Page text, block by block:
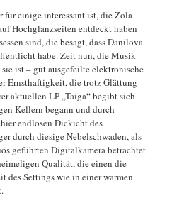
für einige interessant ist, die Zola
Hochglanzseiten entdeckt haben
sind, die besagt, dass Danilova
habe. Zeit nun, die Musik
ist – gut ausgefeilte elektronische
Ernsthaftigkeit, die trotz Glättung
aktuellen LP „Taiga“ begibt sich
Kellern begann und durch
endlosen Dickicht des
durch diesige Nebelschwaden, als
geführten Digitalkamera betrachtet
Qualität, die einen die
des Settings wie in einer warmen